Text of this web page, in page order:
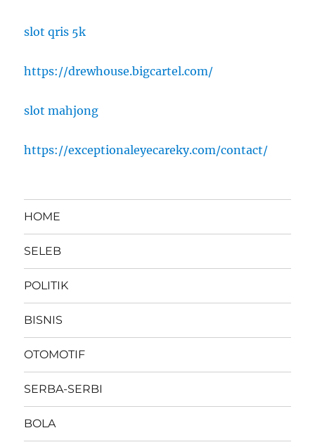
slot qris 5k
https://drewhouse.bigcartel.com/
slot mahjong
https://exceptionaleyecareky.com/contact/
HOME
SELEB
POLITIK
BISNIS
OTOMOTIF
SERBA-SERBI
BOLA